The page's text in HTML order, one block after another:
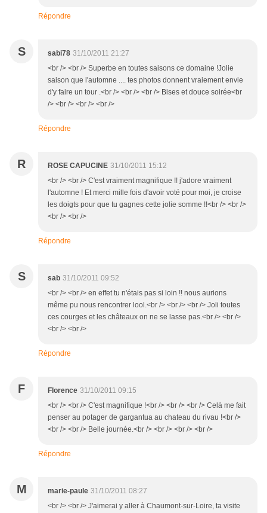
Répondre
S sabi78 31/10/2011 21:27
<br /> <br /> Superbe en toutes saisons ce domaine !Jolie
saison que l'automne .... tes photos donnent vraiement envie
d'y faire un tour .<br /> <br /> <br /> Bises et douce soirée<br
/> <br /> <br /> <br />
Répondre
R ROSE CAPUCINE 31/10/2011 15:12
<br /> <br /> C'est vraiment magnifique !! j'adore vraiment
l'automne ! Et merci mille fois d'avoir voté pour moi, je croise
les doigts pour que tu gagnes cette jolie somme !!<br /> <br />
<br /> <br />
Répondre
S sab 31/10/2011 09:52
<br /> <br /> en effet tu n'étais pas si loin !! nous aurions
même pu nous rencontrer lool.<br /> <br /> <br /> Joli toutes
ces courges et les châteaux on ne se lasse pas.<br /> <br />
<br /> <br />
Répondre
F Florence 31/10/2011 09:15
<br /> <br /> C'est magnifique !<br /> <br /> <br /> Celà me fait
penser au potager de gargantua au chateau du rivau !<br />
<br /> <br /> Belle journée.<br /> <br /> <br /> <br />
Répondre
M marie-paule 31/10/2011 08:27
<br /> <br /> J'aimerai y aller à Chaumont-sur-Loire, ta visite